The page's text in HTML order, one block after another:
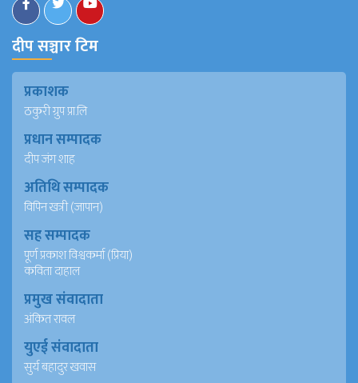
दीप सञ्चार टिम
प्रकाशक
ठकुरी ग्रुप प्रा.लि
प्रधान सम्पादक
दीप जंग शाह
अतिथि सम्पादक
विपिन खत्री (जापान)
सह सम्पादक
पूर्ण प्रकाश विश्वकर्मा (प्रिया)
कविता दाहाल
प्रमुख संवादाता
अंकित रावल
युएई संवादाता
सुर्य बहादुर खवास